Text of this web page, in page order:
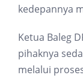
kedepannya
Ketua Baleg
pihaknya
melalui